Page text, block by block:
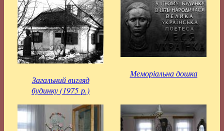
Загальний вигляд
будинку (1975 р.)
Меморіальна дошка